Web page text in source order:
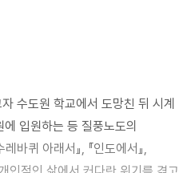
수도원 학교에서 도망친 뒤 시계
입원하는 등 질풍노도의
바퀴 아래서』, 『인도에서』,